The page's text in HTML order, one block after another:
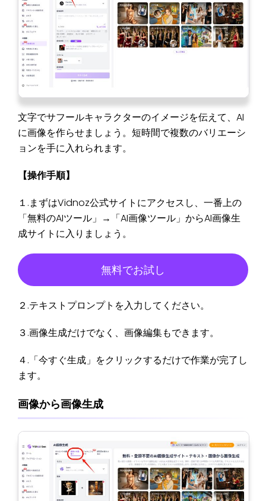
文字でサフールキャラクターのイメージを伝えて、AI
に画像を作らせましょう。短時間で複数のバリエーシ
ョンを手に入れられます。
【操作手順】
１.まずはVidnoz公式サイトにアクセスし、一番上の
「無料のAIツール」→「AI画像ツール」からAI画像生
成サイトに入りましょう。
無料でお試し
２.テキストプロンプトを入力してください。
３.画像生成だけでなく、画像編集もできます。
４.「今すぐ生成」をクリックするだけで作業が完了し
ます。
画像から画像生成